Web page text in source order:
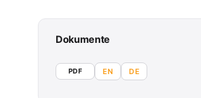
Dokumente
PDF EN DE